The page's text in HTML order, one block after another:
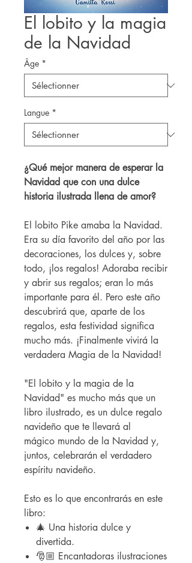
El lobito y la magia
de la Navidad
Âge *
Langue *
¿Qué mejor manera de esperar la
Navidad que con una dulce
historia ilustrada llena de amor?
El lobito Pike amaba la Navidad.
Era su día favorito del año por las
decoraciones, los dulces y, sobre
todo, ¡los regalos! Adoraba recibir
y abrir sus regalos; eran lo más
importante para él. Pero este año
descubrirá que, aparte de los
regalos, esta festividad significa
mucho más. ¡Finalmente vivirá la
verdadera Magia de la Navidad!
"El lobito y la magia de la
Navidad" es mucho más que un
libro ilustrado, es un dulce regalo
navideño que te llevará al
mágico mundo de la Navidad y,
juntos, celebrarán el verdadero
espíritu navideño.
Esto es lo que encontrarás en este
libro:
🎄 Una historia dulce y
divertida.
🎅🏼 Encantadoras ilustraciones